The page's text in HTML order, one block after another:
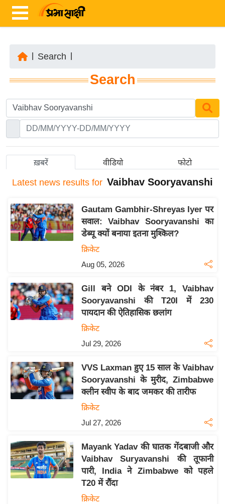
ज़ा
ख
र
ष्ट्री
अं
र्रा
ष्ट्री
य
स
उ
द्यो
ग
त
वि
शे
रा
य
ब
Search
Search
ख़बरें वीडियो फोटो
Latest news results for Vaibhav Sooryavanshi
Gautam Gambhir-Shreyas Iyer पर
सवाल: Vaibhav Sooryavanshi का
डेब्यू क्यों बनाया इतना मुश्किल?
क्रिकेट
Aug 05, 2026
Gill बने ODI के नंबर 1, Vaibhav
Sooryavanshi की T20I में 230
पायदान की ऐतिहासिक छलांग
क्रिकेट
Jul 29, 2026
VVS Laxman हुए 15 साल के Vaibhav
Sooryavanshi के मुरीद, Zimbabwe
क्लीन स्वीप के बाद जमकर की तारीफ
क्रिकेट
Jul 27, 2026
Mayank Yadav की घातक गेंदबाजी और
Vaibhav Suryavanshi की तूफानी
पारी, India ने Zimbabwe को पहले
T20 में रौंदा
क्रिकेट